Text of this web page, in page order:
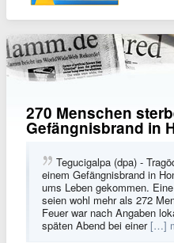
270 Menschen
Gefängnisbrand in
Tegucigalpa (dpa) -
einem Gefängnisbrand in
ums Leben gekommen.
seien wohl mehr als 272
Feuer war nach Angaben
späten Abend bei einer […]